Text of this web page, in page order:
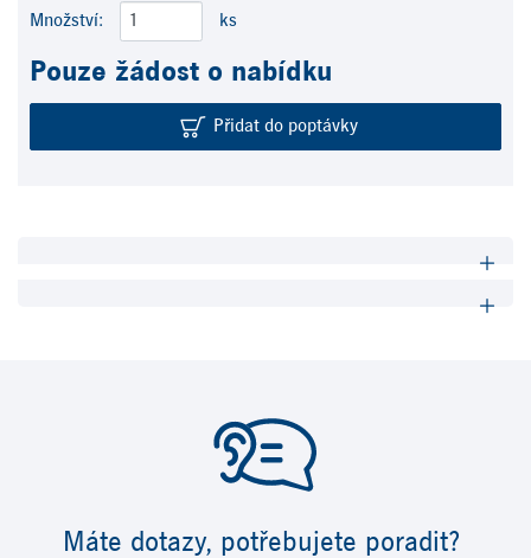
Množství: ks
Pouze žádost o nabídku
Přidat do poptávky
Máte dotazy, potřebujete poradit?